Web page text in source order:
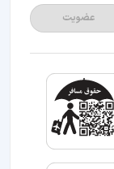
عضویت